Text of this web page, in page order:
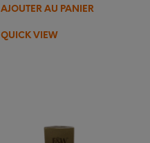
AJOUTER AU PANIER
QUICK VIEW